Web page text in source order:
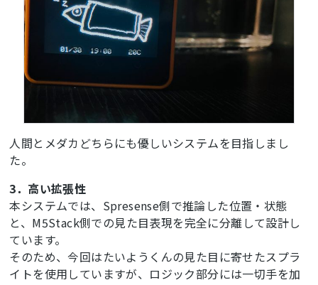
人間とメダカどちらにも優しいシステムを目指しまし
た。
3．高い拡張性
本システムでは、Spresense側で推論した位置・状態
と、M5Stack側での見た目表現を完全に分離して設計し
ています。
そのため、今回はたいようくんの見た目に寄せたスプラ
イトを使用していますが、ロジック部分には一切手を加